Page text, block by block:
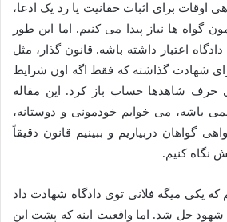
اوقات برای اثبات حقانیت یا رد یک ادعا،
گواه ها نیاز پیدا می کنیم. اما این طور
اعتبار داشته باشه. قانون گذار، مثل
شهادت گذاشته که فقط اگه اون شرایط
شاهدها حساب باز کرد. این مقاله
باشه، می خوایم خودمونی و دوستانه،
گواهان دربیاریم و ببینیم قانون دقیقاً
نگاه کنیم.
یکی میگه فلانی توی دادگاه شهادت داد
شهود حل شد. اما واقعیت اینه که پشت این